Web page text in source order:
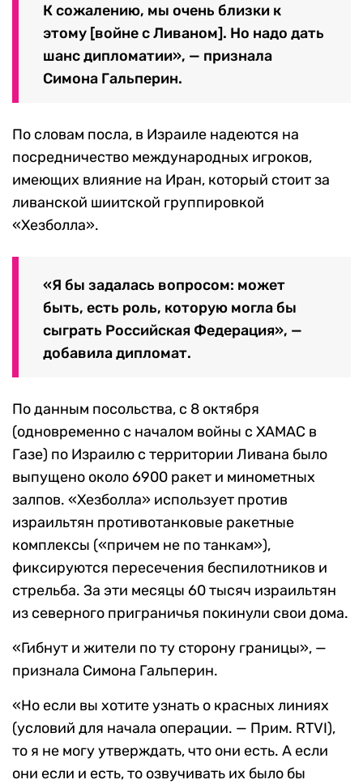
К сожалению, мы очень близки к
этому [войне с Ливаном]. Но надо дать
шанс дипломатии», — признала
Симона Гальперин.
По словам посла, в Израиле надеются на
посредничество международных игроков,
имеющих влияние на Иран, который стоит за
ливанской шиитской группировкой
«Хезболла».
«Я бы задалась вопросом: может
быть, есть роль, которую могла бы
сыграть Российская Федерация», —
добавила дипломат.
По данным посольства, с 8 октября
(одновременно с началом войны с ХАМАС в
Газе) по Израилю с территории Ливана было
выпущено около 6900 ракет и минометных
залпов. «Хезболла» использует против
израильтян противотанковые ракетные
комплексы («причем не по танкам»),
фиксируются пересечения беспилотников и
стрельба. За эти месяцы 60 тысяч израильтян
из северного приграничья покинули свои дома.
«Гибнут и жители по ту сторону границы», —
признала Симона Гальперин.
«Но если вы хотите узнать о красных линиях
(условий для начала операции. — Прим. RTVI),
то я не могу утверждать, что они есть. А если
они если и есть, то озвучивать их было бы